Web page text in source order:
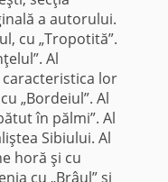
a autorului.
cu „Tropotită”.
Al
lor
„Bordeiul”. Al
în pălmi”. Al
Sibiului. Al
horă şi cu
cu „Brâul” şi